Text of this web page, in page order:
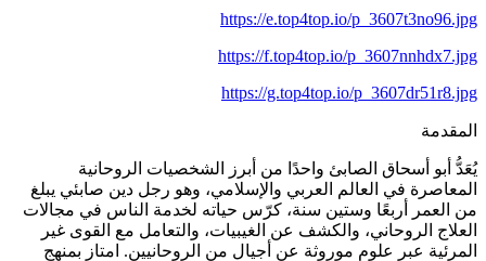
https://e.top4top.io/p_3607t3no96.jpg
https://f.top4top.io/p_3607nnhdx7.jpg
https://g.top4top.io/p_3607dr51r8.jpg
المقدمة
يُعَدُّ أبو أسحاق الصابئ واحدًا من أبرز الشخصيات الروحانية
المعاصرة في العالم العربي والإسلامي، وهو رجل دين صابئي يبلغ
من العمر أربعًا وستين سنة، كرّس حياته لخدمة الناس في مجالات
العلاج الروحاني، والكشف عن الغيبيات، والتعامل مع القوى غير
المرئية عبر علوم موروثة عن أجيال من الروحانيين. امتاز بمنهج